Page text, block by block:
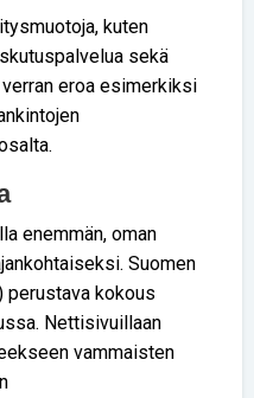
kuten
sekä
eroa esimerkiksi
enemmän, oman
Suomen
perustava kokous
Nettisivuillaan
vammaisten